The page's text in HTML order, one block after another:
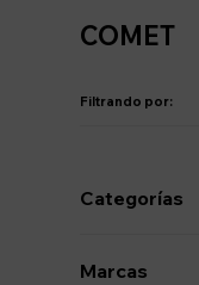
COMET
Filtrando por:
Categorías
Marcas